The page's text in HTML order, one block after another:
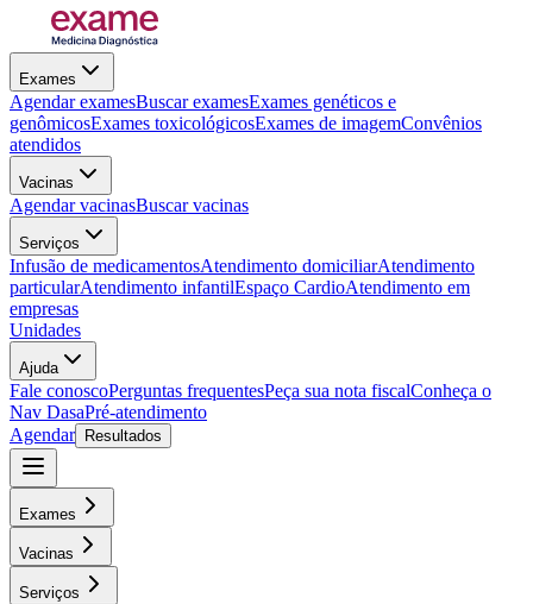
Exames
Agendar examesBuscar examesExames genéticos e
genômicosExames toxicológicosExames de imagemConvênios
atendidos
Vacinas
Agendar vacinasBuscar vacinas
Serviços
Infusão de medicamentosAtendimento domiciliarAtendimento
particularAtendimento infantilEspaço CardioAtendimento em
empresas
Unidades
Ajuda
Fale conoscoPerguntas frequentesPeça sua nota fiscalConheça o
Nav DasaPré-atendimento
Agendar
Resultados
Exames
Vacinas
Serviços